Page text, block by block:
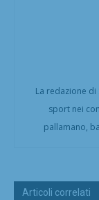
La redazione
sport nei
pallamano,
Articoli correlati